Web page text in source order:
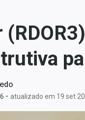
- atualizado em 19 set